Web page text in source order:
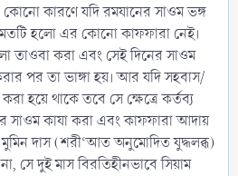
কোনো কারণে যদি রমযানের সাওম ভঙ্গ
হলো এর কোনো কাফফারা নেই।
তাওবা করা এবং সেই দিনের সাওম
পর তা ভাঙ্গা হয়। আর যদি সহবাস/
হয়ে থাকে তবে সে ক্ষেত্রে কর্তব্য
সাওম কাযা করা এবং কাফফারা আদায়
দাস (শরী‘আত অনুমোদিত যুদ্ধলব্ধ)
সে দুই মাস বিরতিহীনভাবে সিয়াম